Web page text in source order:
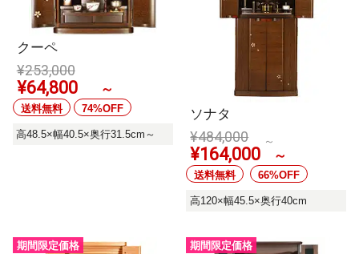
クーペ
¥253,000
¥64,800 ～
送料無料 74%OFF
高48.5×幅40.5×奥行31.5cm～
ソナタ
¥484,000
¥164,000 ～
～
送料無料 66%OFF
高120×幅45.5×奥行40cm
期間限定価格 期間限定価格